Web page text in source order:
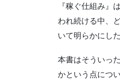
『稼ぐ仕組み』
われ続ける中、
いて明らかにし
本書はそういっ
かという点につ